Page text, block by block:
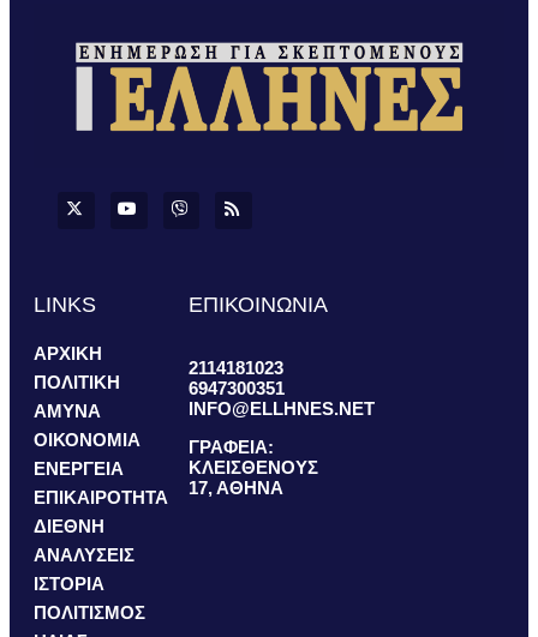
LINKS
ΑΡΧΙΚΗ
ΠΟΛΙΤΙΚΗ
ΑΜΥΝΑ
ΟΙΚΟΝΟΜΙΑ
ΕΝΕΡΓΕΙΑ
ΕΠΙΚΑΙΡΟΤΗΤΑ
ΔΙΕΘΝΗ
ΑΝΑΛΥΣΕΙΣ
ΙΣΤΟΡΙΑ
ΠΟΛΙΤΙΣΜΟΣ
ΕΠΙΚΟΙΝΩΝΙΑ
2114181023
6947300351
INFO@ELLHNES.NET
ΓΡΑΦΕΙΑ:
ΚΛΕΙΣΘΕΝΟΥΣ
17, ΑΘΗΝΑ